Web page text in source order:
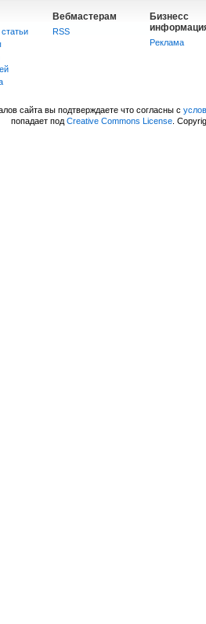
Вебмастерам
RSS
Бизнесс
Реклама
сайта вы подтверждаете что согласны с
попадает под Creative Commons License.